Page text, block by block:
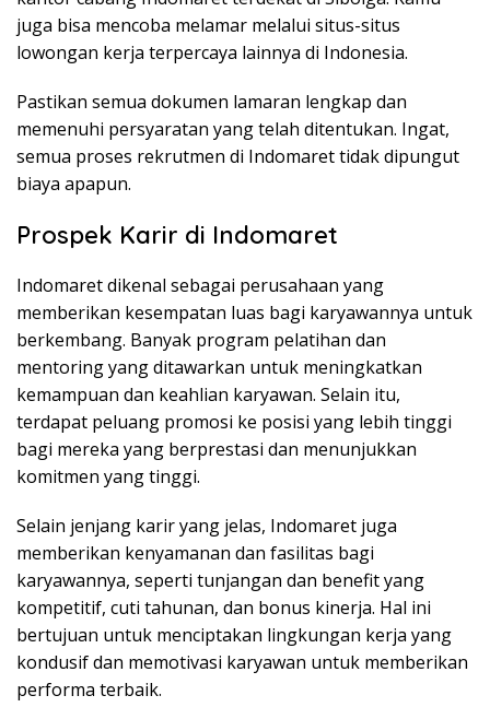
juga bisa mencoba melamar melalui situs-situs
lowongan kerja terpercaya lainnya di Indonesia.
Pastikan semua dokumen lamaran lengkap dan
memenuhi persyaratan yang telah ditentukan. Ingat,
semua proses rekrutmen di Indomaret tidak dipungut
biaya apapun.
Prospek Karir di Indomaret
Indomaret dikenal sebagai perusahaan yang
memberikan kesempatan luas bagi karyawannya untuk
berkembang. Banyak program pelatihan dan
mentoring yang ditawarkan untuk meningkatkan
kemampuan dan keahlian karyawan. Selain itu,
terdapat peluang promosi ke posisi yang lebih tinggi
bagi mereka yang berprestasi dan menunjukkan
komitmen yang tinggi.
Selain jenjang karir yang jelas, Indomaret juga
memberikan kenyamanan dan fasilitas bagi
karyawannya, seperti tunjangan dan benefit yang
kompetitif, cuti tahunan, dan bonus kinerja. Hal ini
bertujuan untuk menciptakan lingkungan kerja yang
kondusif dan memotivasi karyawan untuk memberikan
performa terbaik.